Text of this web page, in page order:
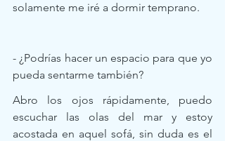
solamente me iré a dormir temprano.
- ¿Podrías hacer un espacio para que yo
pueda sentarme también?
Abro los ojos rápidamente, puedo
escuchar las olas del mar y estoy
acostada en aquel sofá, sin duda es el